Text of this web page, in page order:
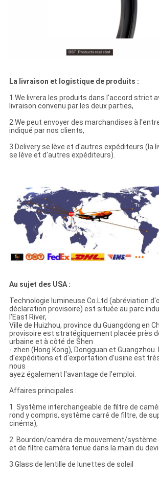
La livraison et logistique de produits :
1.We livrera les produits dans l'accord strict
livraison convenu par les deux parties,
2.We peut envoyer des marchandises à
indiqué par nos clients,
3.Delivery se lève et d'autres expéditeurs (la
se lève et d'autres expéditeurs).
Au sujet des USA :
Technologie lumineuse Co.Ltd (abréviation
déclaration provisoire) est située au parc
l'East River,
Ville de Huizhou, province du Guangdong en
provisoire est stratégiquement placée près
urbaine et à côté de Shen
- zhen (Hong Kong), Dongguan et
d'expéditions et d'exportation d'usine est
nous
ayez également l'avantage de l'emploi.
Affaires principales :
1. Système interchangeable de filtre de
rond y compris, système carré de filtre, de
cinéma),
2. Bourdon/caméra de mouvement/système
et de filtre caméra tenue dans la main du
3.Glass de lentille de lunettes de soleil